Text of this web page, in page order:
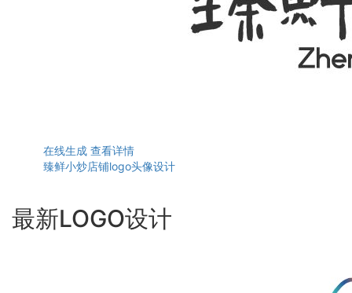
在线生成 查看详情
臻鲜小炒店铺logo头像设计
最新LOGO设计